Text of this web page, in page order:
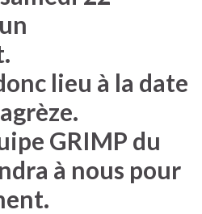
lieu à la date
.
GRIMP du
à nous pour